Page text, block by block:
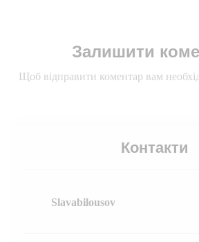
Залишити
Щоб відправити коментар вам
Контакти
Slavabilousov